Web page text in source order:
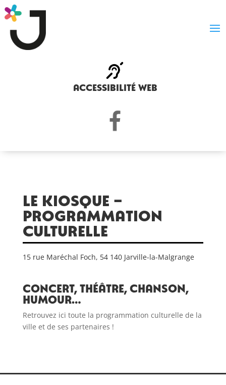
accessibilité web
Le Kiosque –
Programmation
culturelle
15 rue Maréchal Foch, 54 140 Jarville-la-Malgrange
Concert, théâtre, chanson,
humour…
Retrouvez ici toute la programmation culturelle de la
ville et de ses partenaires !